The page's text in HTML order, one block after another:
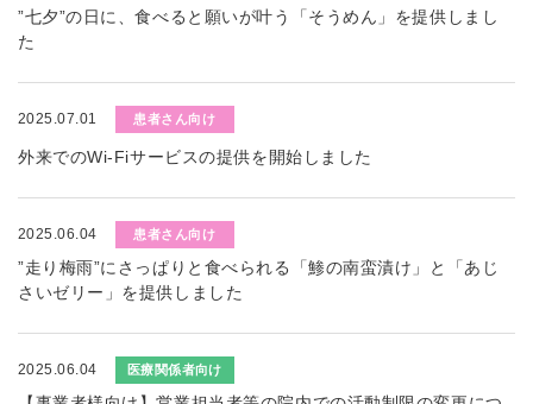
”七夕”の日に、食べると願いが叶う「そうめん」を提供しまし
た
2025.07.01 患者さん向け
外来でのWi-Fiサービスの提供を開始しました
2025.06.04 患者さん向け
”走り梅雨”にさっぱりと食べられる「鯵の南蛮漬け」と「あじ
さいゼリー」を提供しました
2025.06.04 医療関係者向け